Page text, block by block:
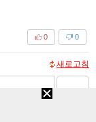
0
0
새로고침